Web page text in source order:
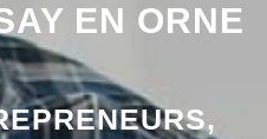
EN ORNE